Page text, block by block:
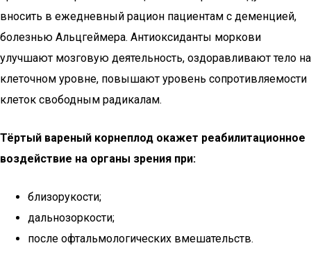
вносить в ежедневный рацион пациентам с деменцией,
болезнью Альцгеймера. Антиоксиданты моркови
улучшают мозговую деятельность, оздоравливают тело на
клеточном уровне, повышают уровень сопротивляемости
клеток свободным радикалам.
Тёртый вареный корнеплод окажет реабилитационное
воздействие на органы зрения при:
близорукости;
дальнозоркости;
после офтальмологических вмешательств.